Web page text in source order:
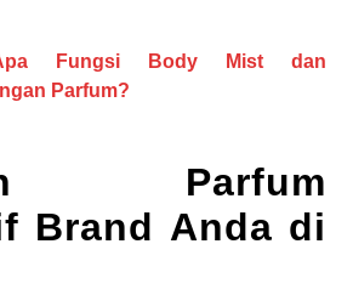
Fungsi Body Mist dan
Parfum?
Parfum
Brand Anda di